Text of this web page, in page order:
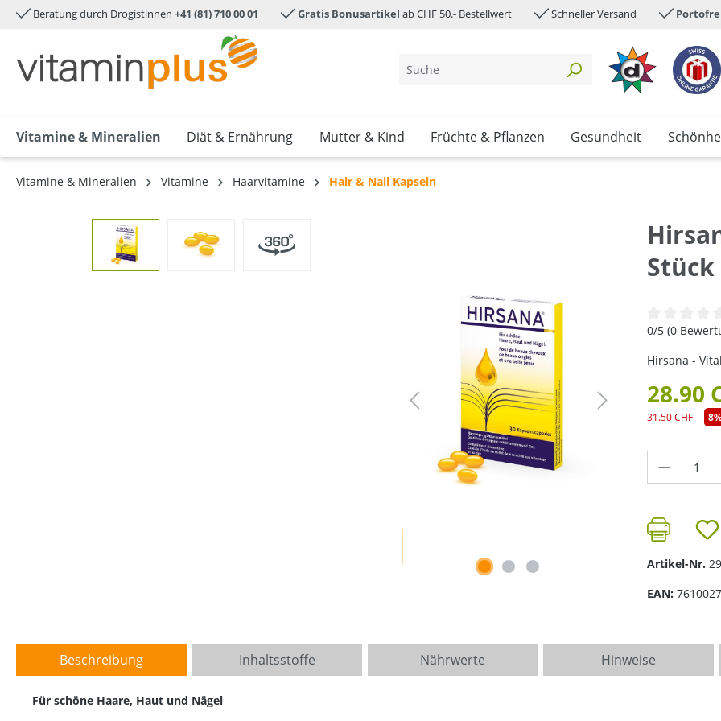
springen Zur Hauptnavigation springen
Beratung durch Drogistinnen +41 (81) 710 00 01 Gratis Bonusartikel ab CHF 50.- Bestellwert Schneller Versand
Vitamine & Mineralien Diät & Ernährung Mutter & Kind Früchte & Pflanzen Gesundheit
Vitamine & Mineralien Vitamine Haarvitamine Hair & Nail Kapseln
Stück
0/5 (0
Hirsana -
28.90
31.50 CHF
Artikel-Nr.
EAN:
Beschreibung Inhaltsstoffe Nährwerte Hinweise
Für schöne Haare, Haut und Nägel